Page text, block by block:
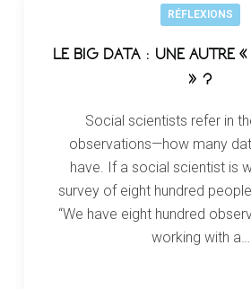
RÉFLEXIONS
LE BIG DATA : UNE AUTRE «
» ?
Social scientists refer in
observations—how many
have. If a social scientist is
survey of eight hundred
“We have eight hundred
working with a…